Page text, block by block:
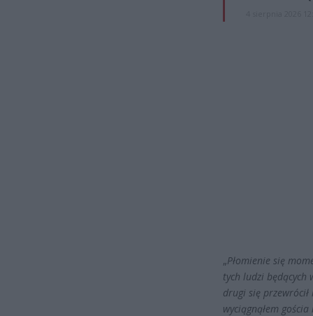
„Płomienie się
tych ludzi będących
drugi się
wyciągnąłem